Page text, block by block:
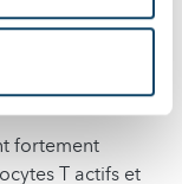
remodeler le
timing des
fortement
T actifs et